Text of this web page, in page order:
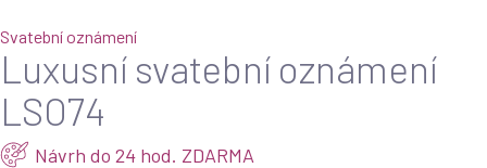
Svatební oznámení
Luxusní svatební oznámení
LSO74
Návrh do 24 hod. ZDARMA